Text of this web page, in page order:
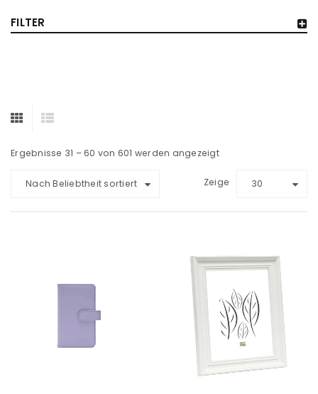
FILTER
Ergebnisse 31 – 60 von 601 werden angezeigt
Nach Beliebtheit sortiert Zeige 30